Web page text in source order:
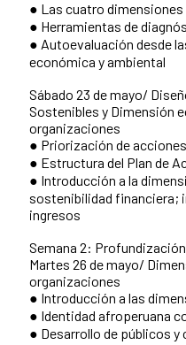
● Las cuatro
● Herramientas de
● Autoevaluación desde
económica y ambiental
Sábado 23 de mayo/
Sostenibles y Dimensión
organizaciones
● Priorización de acciones
● Estructura del Plan de
● Introducción a la
sostenibilidad financiera;
ingresos
Semana 2:
Martes 26 de mayo/
organizaciones
● Introducción a las
● Identidad afroperuana
● Desarrollo de públicos